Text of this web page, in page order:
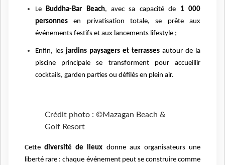
Le Buddha-Bar Beach, avec sa capacité de 1 000
personnesen privatisation totale, se prête aux
événements festifs et aux lancements lifestyle ;
Enfin, les jardins paysagers et terrassesautour de la
piscine principale se transforment pour accueillir
cocktails, garden parties ou défilés en plein air.
Crédit photo : ©Mazagan Beach &
Golf Resort
Cettediversité de lieux donne aux organisateurs une
liberté rare : chaque événement peut se construire comme